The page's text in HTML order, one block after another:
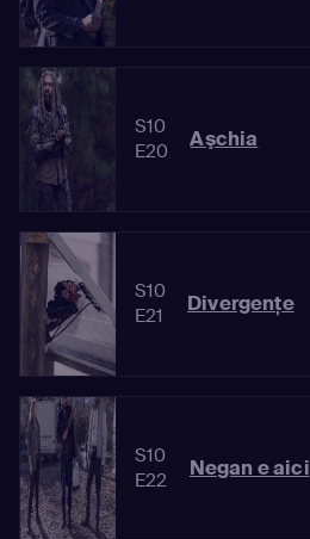
S10
E20
Aşchia
S10
E21
Divergenţe
S10
E22
Negan e aici